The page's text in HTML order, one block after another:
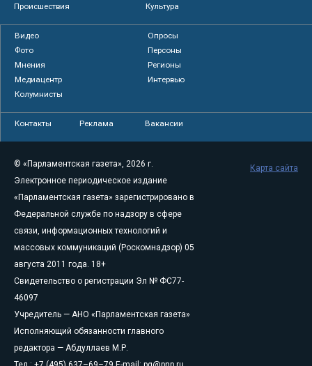
Происшествия
Культура
Видео
Опросы
Фото
Персоны
Мнения
Регионы
Медиацентр
Интервью
Колумнисты
Контакты Реклама Вакансии
© «Парламентская газета», 2026 г.
Электронное периодическое издание
«Парламентская газета» зарегистрировано в
Федеральной службе по надзору в сфере
связи, информационных технологий и
массовых коммуникаций (Роскомнадзор) 05
августа 2011 года. 18+
Свидетельство о регистрации Эл № ФС77-
46097
Учредитель — АНО «Парламентская газета»
Исполняющий обязанности главного
редактора — Абдуллаев М.Р.
Карта сайта